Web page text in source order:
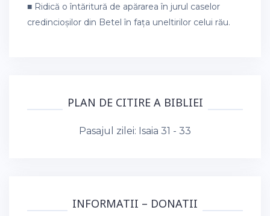
■ Ridică o întăritură de apărarea în jurul caselor
credincioșilor din Betel în fața uneltirilor celui rău.
PLAN DE CITIRE A BIBLIEI
Pasajul zilei: Isaia 31 - 33
INFORMATII – DONATII